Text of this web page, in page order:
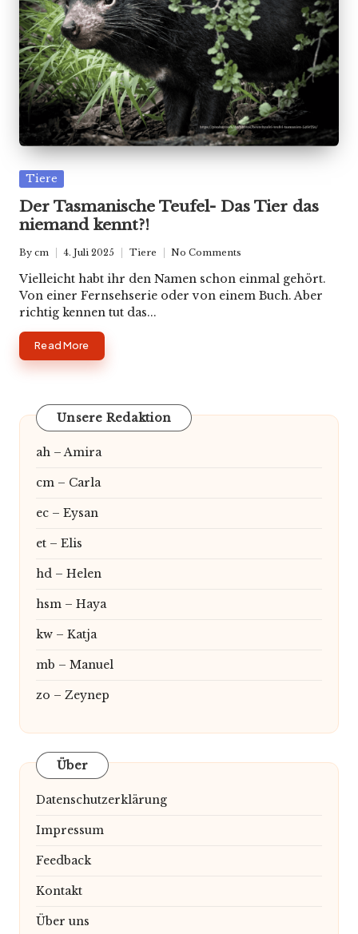
Posted
Tiere
Der Tasmanische Teufel- Das Tier das
niemand kennt?!
Posted
by
By cm 4. Juli 2025
in
Tiere No Comments
Vielleicht habt ihr den Namen schon einmal gehört.
Von einer Fernsehserie oder von einem Buch. Aber
richtig kennen tut das...
Read More
Unsere Redaktion
ah – Amira
cm – Carla
ec – Eysan
et – Elis
hd – Helen
hsm – Haya
kw – Katja
mb – Manuel
zo – Zeynep
Über
Datenschutzerklärung
Impressum
Feedback
Kontakt
Über uns